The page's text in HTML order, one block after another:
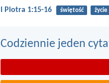
I Piotra 1:15-16 świętość życie
Codziennie jeden